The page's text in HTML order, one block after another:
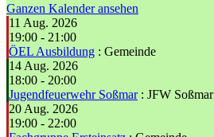
Ganzen Kalender ansehen
11 Aug. 2026
19:00 - 21:00
ÖEL Ausbildung : Gemeinde
14 Aug. 2026
18:00 - 20:00
Jugendfeuerwehr Soßmar: JFW Soßmar
20 Aug. 2026
19:00 - 22:00